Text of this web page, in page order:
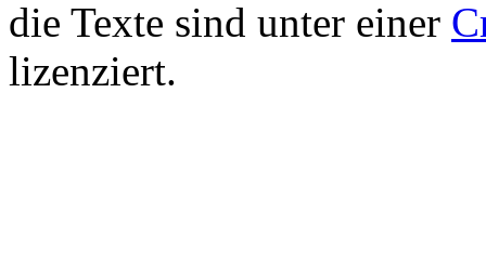
die Texte sind unter einer
lizenziert.